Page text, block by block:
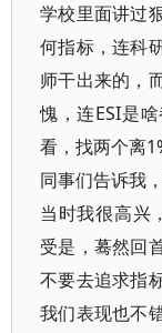
学校里面讲过
何指标，连科
师干出来的，
愧，连ESI是
看，找两个离
同事们告诉我
当时我很高兴
受是，蓦然回
不要去追求指
我们表现也不